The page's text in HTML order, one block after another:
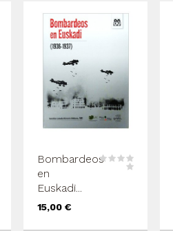
Bombardeos
en
Euskadi...
Precio
15,00 €